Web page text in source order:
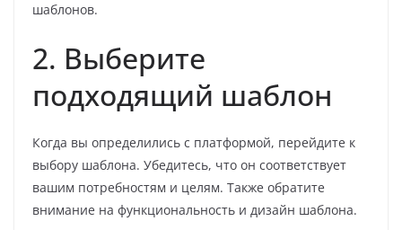
шаблонов.
2. Выберите
подходящий шаблон
Когда вы определились с платформой, перейдите к
выбору шаблона. Убедитесь, что он соответствует
вашим потребностям и целям. Также обратите
внимание на функциональность и дизайн шаблона.